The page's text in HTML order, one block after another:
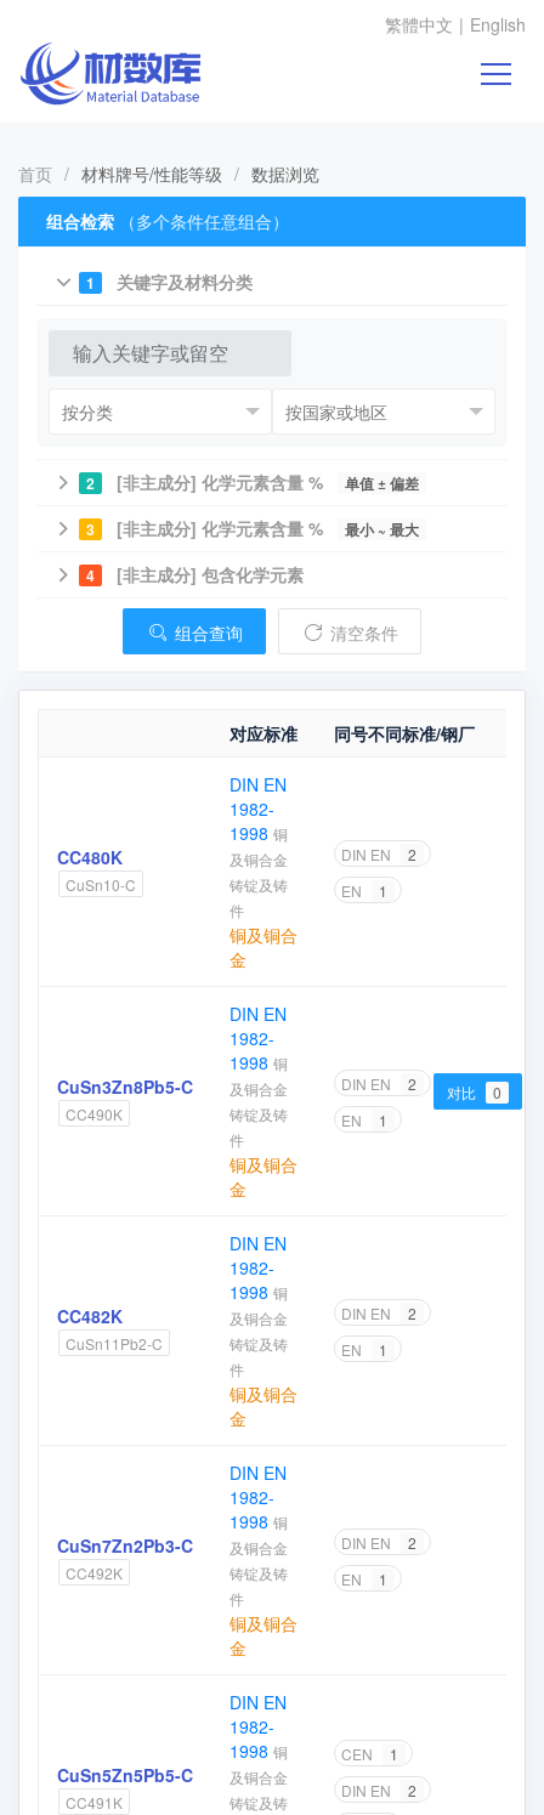
繁體中文 | English
首页 / 材料牌号/性能等级 / 数据浏览
组合检索
（多个条件任意组合）
1 关键字及材料分类
2 [非主成分] 化学元素含量 % 单值 ± 偏差
3 [非主成分] 化学元素含量 % 最小 ~ 最大
4 [非主成分] 包含化学元素
组合查询 清空条件
对应标准 同号不同标准/钢厂
CC480K
CuSn10-C
DIN EN
1982-
1998 铜
及铜合金
铸锭及铸
件
铜及铜合
金
DIN EN
2
EN
1
CuSn3Zn8Pb5-C
CC490K
DIN EN
1982-
1998 铜
及铜合金
铸锭及铸
件
铜及铜合
金
DIN EN
2
EN
1
CC482K
CuSn11Pb2-C
DIN EN
1982-
1998 铜
及铜合金
铸锭及铸
件
铜及铜合
金
DIN EN
2
EN
1
CuSn7Zn2Pb3-C
CC492K
DIN EN
1982-
1998 铜
及铜合金
铸锭及铸
件
铜及铜合
金
DIN EN
2
EN
1
CuSn5Zn5Pb5-C
CC491K
DIN EN
1982-
1998 铜
及铜合金
铸锭及铸
CEN
1
DIN EN
2
对比 0